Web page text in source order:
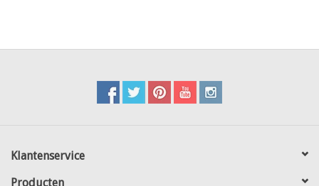
Klantenservice
Producten